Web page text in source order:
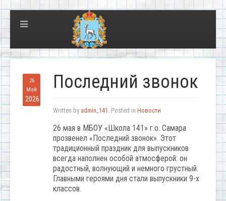
26
Май
2026
Последний звонок
Written by admin_141 . Posted in Новости
26 мая в МБОУ «Школа 141» г.о. Самара
прозвенел «Последний звонок». Этот
традиционный праздник для выпускников
всегда наполнен особой атмосферой: он
радостный, волнующий и немного грустный.
Главными героями дня стали выпускники 9-х
классов.